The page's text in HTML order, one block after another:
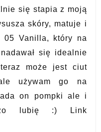
się stapia z moją
skóry, matuje i
05 Vanilla, który na
się idealnie
może jest ciut
używam go na
on pompki ale i
lubię :)
Link